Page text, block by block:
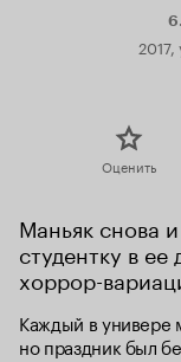
2017,
Оценить
Маньяк снова
студентку в
хоррор-
Каждый в универе
но праздник был